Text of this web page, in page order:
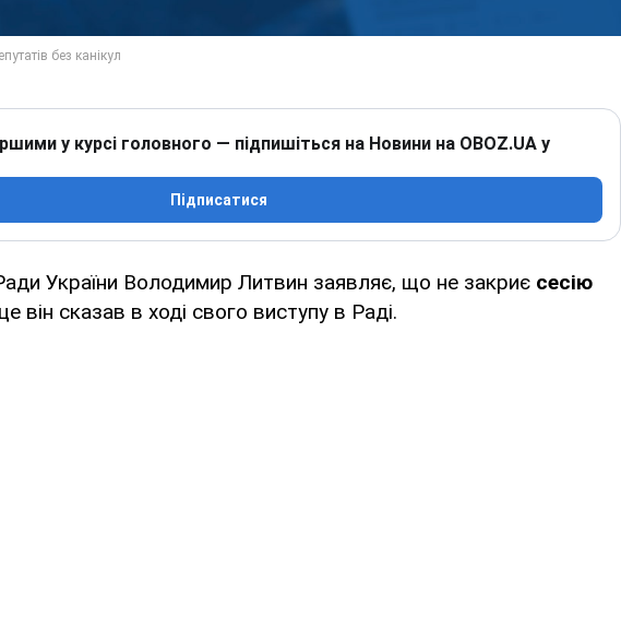
у курсі головного — підпишіться на Новини на OBOZ.UA у
Підписатися
України Володимир Литвин заявляє, що не закриє сесію
він сказав в ході свого виступу в Раді.